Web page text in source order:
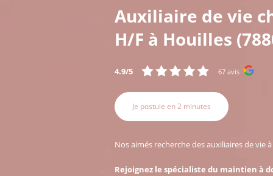
Auxiliaire de vie
H/F à Houilles
4.9/5 67 avis
Je postule en 2 minutes
Nos aimés recherche des auxiliaires de vie à
Rejoignez le spécialiste du maintien à